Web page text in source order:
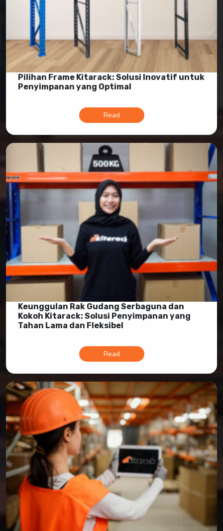
Pilihan Frame Kitarack: Solusi Inovatif untuk
Penyimpanan yang Optimal
Read
Keunggulan Rak Gudang Serbaguna dan
Kokoh Kitarack: Solusi Penyimpanan yang
Tahan Lama dan Fleksibel
Read
Search